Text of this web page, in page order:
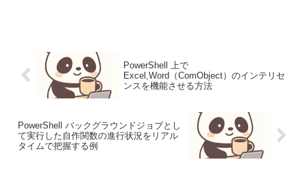
PowerShell 上で
Excel,Word（ComObject）のインテリセ
ンスを機能させる方法
PowerShell バックグラウンドジョブとし
て実行した自作関数の進行状況をリアル
タイムで把握する例